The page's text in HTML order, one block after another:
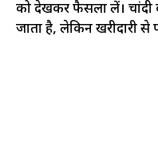
को देखकर फैसला लें। चांदी
जाता है, लेकिन खरीदारी